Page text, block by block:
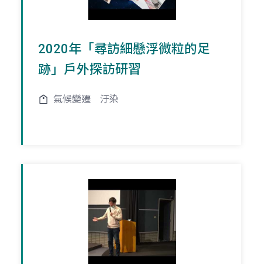
2020年「尋訪細懸浮微粒的足
跡」戶外探訪研習
氣候變遷 汙染